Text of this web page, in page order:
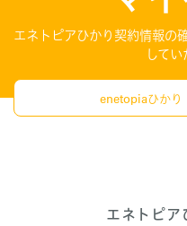
エネトピアひかり契約情報の
してい
enetopiaひかり
エネトピア